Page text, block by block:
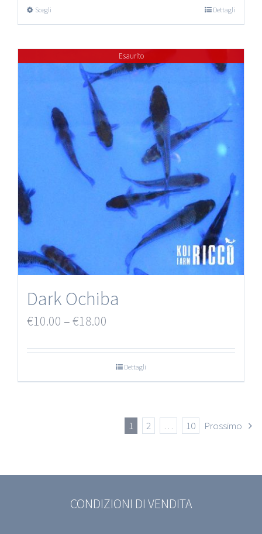
Scegli Dettagli
Esaurito
Dark Ochiba
€10.00 –€18.00
Dettagli
1 2 … 10 Prossimo
CONDIZIONI DI VENDITA